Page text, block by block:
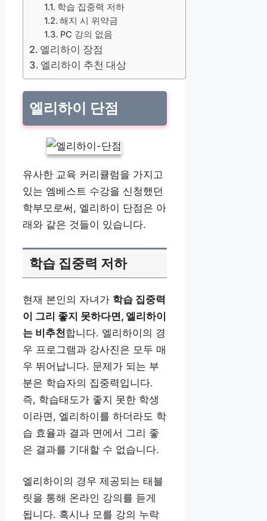
학습 집중력 저하
해지 시 위약금
PC 강의 없음
엘리하이 장점
엘리하이 추천 대상
엘리하이 단점
유사한 교육 커리큘럼을 가지고
있는 엠베스트 수강을 신청했던
학부모로써, 엘리하이 단점은 아
래와 같은 것들이 있습니다.
학습 집중력 저하
현재 본인의 자녀가 학습 집중력
이 그리 좋지 못하다면, 엘리하이
는 비추천합니다. 엘리하이의 경
우 프로그램과 강사진은 모두 매
우 뛰어납니다. 문제가 되는 부
분은 학습자의 집중력입니다.
즉, 학습태도가 좋지 못한 학생
이라면, 엘리하이를 하더라도 학
습 효율과 결과 면에서 그리 좋
은 결과를 기대할 수 없습니다.
엘리하이의 경우 제공되는 태블
릿을 통해 온라인 강의를 듣게
됩니다. 혹시나 모를 강의 누락